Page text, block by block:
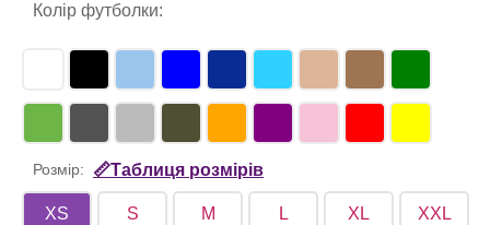
Колір футболки:
Розмір: 📏Таблиця розмірів
XS S M L XL XXL